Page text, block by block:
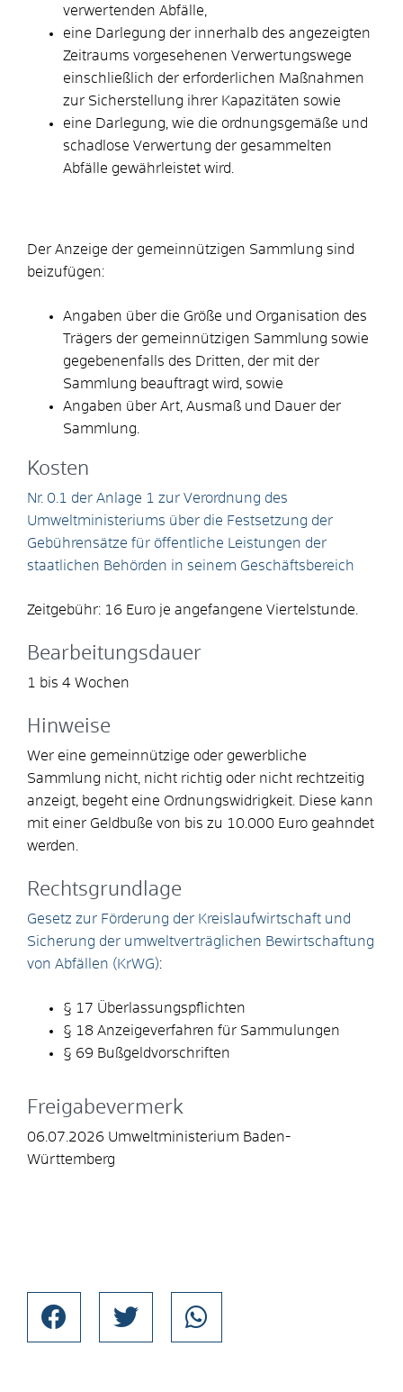
verwertenden Abfälle,
eine Darlegung der innerhalb des angezeigten
Zeitraums vorgesehenen Verwertungswege
einschließlich der erforderlichen Maßnahmen
zur Sicherstellung ihrer Kapazitäten sowie
eine Darlegung, wie die ordnungsgemäße und
schadlose Verwertung der gesammelten
Abfälle gewährleistet wird.
Der Anzeige der gemeinnützigen Sammlung sind
beizufügen:
Angaben über die Größe und Organisation des
Trägers der gemeinnützigen Sammlung sowie
gegebenenfalls des Dritten, der mit der
Sammlung beauftragt wird, sowie
Angaben über Art, Ausmaß und Dauer der
Sammlung.
Kosten
Nr. 0.1 der Anlage 1 zur Verordnung des
Umweltministeriums über die Festsetzung der
Gebührensätze für öffentliche Leistungen der
staatlichen Behörden in seinem Geschäftsbereich
Zeitgebühr: 16 Euro je angefangene Viertelstunde.
Bearbeitungsdauer
1 bis 4 Wochen
Hinweise
Wer eine gemeinnützige oder gewerbliche
Sammlung nicht, nicht richtig oder nicht rechtzeitig
anzeigt, begeht eine Ordnungswidrigkeit. Diese kann
mit einer Geldbuße von bis zu 10.000 Euro geahndet
werden.
Rechtsgrundlage
Gesetz zur Förderung der Kreislaufwirtschaft und
Sicherung der umweltverträglichen Bewirtschaftung
von Abfällen (KrWG):
§ 17 Überlassungspflichten
§ 18 Anzeigeverfahren für Sammulungen
§ 69 Bußgeldvorschriften
Freigabevermerk
06.07.2026 Umweltministerium Baden-
Württemberg